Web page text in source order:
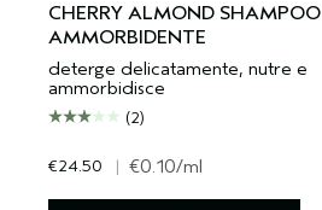
CHERRY ALMOND SHAMPOO
AMMORBIDENTE
deterge delicatamente, nutre e
ammorbidisce
(2)
€24.50 | €0.10/ml